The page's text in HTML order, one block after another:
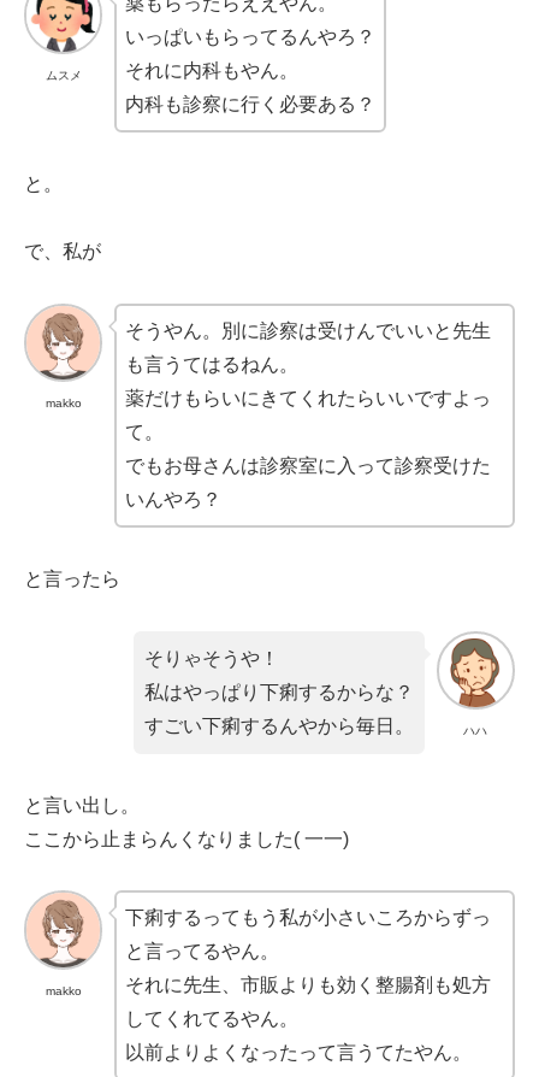
ムスメ
いっぱいもらってるんやろ？
それに内科もやん。
内科も診察に行く必要ある？
と。
で、私が
makko
そうやん。別に診察は受けんでいいと先生
も言うてはるねん。
薬だけもらいにきてくれたらいいですよっ
て。
でもお母さんは診察室に入って診察受けた
いんやろ？
と言ったら
ハハ
そりゃそうや！
私はやっぱり下痢するからな？
すごい下痢するんやから毎日。
と言い出し。
ここから止まらんくなりました( 一一)
makko
下痢するってもう私が小さいころからずっ
と言ってるやん。
それに先生、市販よりも効く整腸剤も処方
してくれてるやん。
以前よりよくなったって言うてたやん。